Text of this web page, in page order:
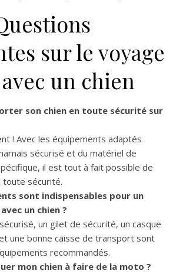
sur le voyage
un chien
son chien en toute sécurité sur
! Avec les équipements adaptés
sécurisé et du matériel de
il est tout à fait possible de
toute sécurité.
sont indispensables pour un
un chien ?
un gilet de sécurité, un casque
une bonne caisse de transport sont
recommandés.
mon chien à faire de la moto ?